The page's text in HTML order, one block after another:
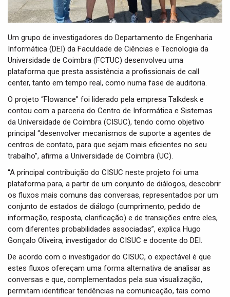
Um grupo de investigadores do Departamento de Engenharia
Informática (DEI) da Faculdade de Ciências e Tecnologia da
Universidade de Coimbra (FCTUC) desenvolveu uma
plataforma que presta assistência a profissionais de call
center, tanto em tempo real, como numa fase de auditoria.
O projeto “Flowance” foi liderado pela empresa Talkdesk e
contou com a parceria do Centro de Informática e Sistemas
da Universidade de Coimbra (CISUC), tendo como objetivo
principal “desenvolver mecanismos de suporte a agentes de
centros de contato, para que sejam mais eficientes no seu
trabalho”, afirma a Universidade de Coimbra (UC).
“A principal contribuição do CISUC neste projeto foi uma
plataforma para, a partir de um conjunto de diálogos, descobrir
os fluxos mais comuns das conversas, representados por um
conjunto de estados de diálogo (cumprimento, pedido de
informação, resposta, clarificação) e de transições entre eles,
com diferentes probabilidades associadas”, explica Hugo
Gonçalo Oliveira, investigador do CISUC e docente do DEI.
De acordo com o investigador do CISUC, o expectável é que
estes fluxos ofereçam uma forma alternativa de analisar as
conversas e que, complementados pela sua visualização,
permitam identificar tendências na comunicação, tais como